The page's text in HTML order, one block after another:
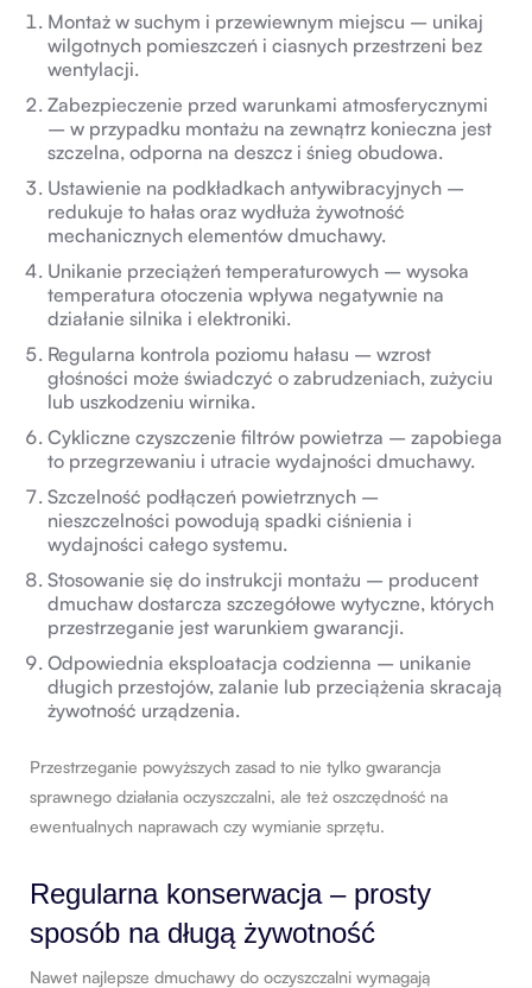
Montaż w suchym i przewiewnym miejscu – unikaj
wilgotnych pomieszczeń i ciasnych przestrzeni bez
wentylacji.
Zabezpieczenie przed warunkami atmosferycznymi
– w przypadku montażu na zewnątrz konieczna jest
szczelna, odporna na deszcz i śnieg obudowa.
Ustawienie na podkładkach antywibracyjnych –
redukuje to hałas oraz wydłuża żywotność
mechanicznych elementów dmuchawy.
Unikanie przeciążeń temperaturowych – wysoka
temperatura otoczenia wpływa negatywnie na
działanie silnika i elektroniki.
Regularna kontrola poziomu hałasu – wzrost
głośności może świadczyć o zabrudzeniach, zużyciu
lub uszkodzeniu wirnika.
Cykliczne czyszczenie filtrów powietrza – zapobiega
to przegrzewaniu i utracie wydajności dmuchawy.
Szczelność podłączeń powietrznych –
nieszczelności powodują spadki ciśnienia i
wydajności całego systemu.
Stosowanie się do instrukcji montażu – producent
dmuchaw dostarcza szczegółowe wytyczne, których
przestrzeganie jest warunkiem gwarancji.
Odpowiednia eksploatacja codzienna – unikanie
długich przestojów, zalanie lub przeciążenia skracają
żywotność urządzenia.
Przestrzeganie powyższych zasad to nie tylko gwarancja
sprawnego działania oczyszczalni, ale też oszczędność na
ewentualnych naprawach czy wymianie sprzętu.
Regularna konserwacja – prosty
sposób na długą żywotność
Nawet najlepsze dmuchawy do oczyszczalni wymagają